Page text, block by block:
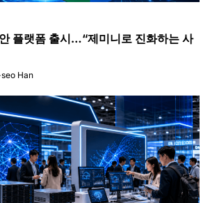
플랫폼 출시…“제미니로 진화하는 사
Han